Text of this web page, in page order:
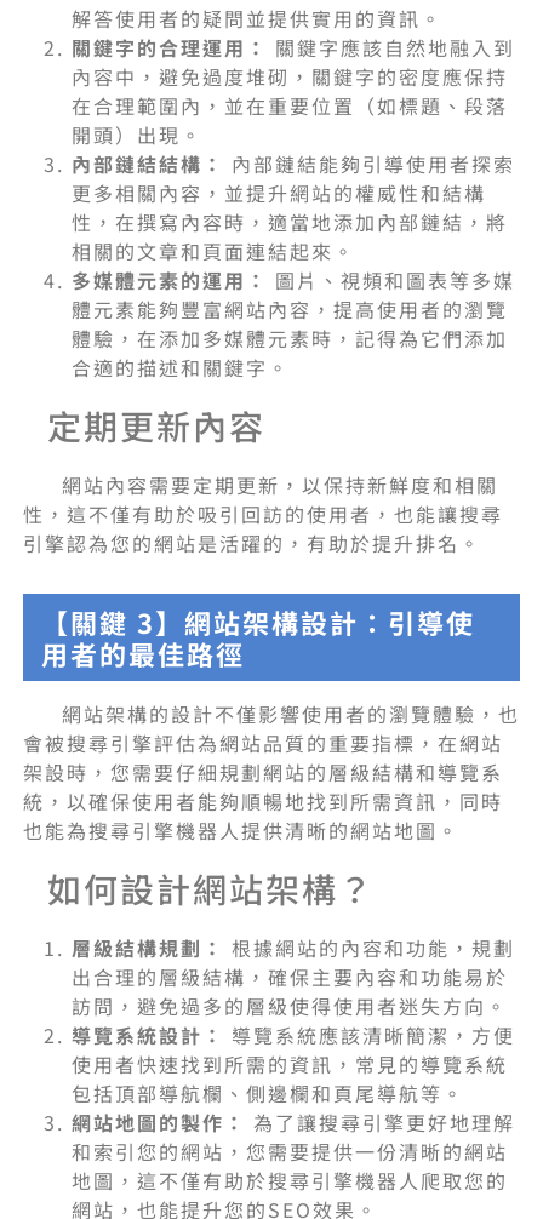
解答使用者的疑問並提供實用的資訊。
關鍵字的合理運用：
關鍵字應該自然地融入到
內容中，避免過度堆砌，關鍵字的密度應保持
在合理範圍內，並在重要位置（如標題、段落
開頭）出現。
內部鏈結結構：
內部鏈結能夠引導使用者探索
更多相關內容，並提升網站的權威性和結構
性，在撰寫內容時，適當地添加內部鏈結，將
相關的文章和頁面連結起來。
多媒體元素的運用：
圖片、視頻和圖表等多媒
體元素能夠豐富網站內容，提高使用者的瀏覽
體驗，在添加多媒體元素時，記得為它們添加
合適的描述和關鍵字。
定期更新內容
網站內容需要定期更新，以保持新鮮度和相關
性，這不僅有助於吸引回訪的使用者，也能讓搜尋
引擎認為您的網站是活躍的，有助於提升排名。
【關鍵 3】網站架構設計：引導使
用者的最佳路徑
網站架構的設計不僅影響使用者的瀏覽體驗，也
會被搜尋引擎評估為網站品質的重要指標，在網站
架設時，您需要仔細規劃網站的層級結構和導覽系
統，以確保使用者能夠順暢地找到所需資訊，同時
也能為搜尋引擎機器人提供清晰的網站地圖。
如何設計網站架構？
層級結構規劃： 根據網站的內容和功能，規劃
出合理的層級結構，確保主要內容和功能易於
訪問，避免過多的層級使得使用者迷失方向。
導覽系統設計：
導覽系統應該清晰簡潔，方便
使用者快速找到所需的資訊，常見的導覽系統
包括頂部導航欄、側邊欄和頁尾導航等。
網站地圖的製作： 為了讓搜尋引擎更好地理解
和索引您的網站，您需要提供一份清晰的網站
地圖，這不僅有助於搜尋引擎機器人爬取您的
網站，也能提升您的SEO效果。